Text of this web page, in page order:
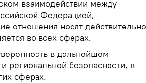
взаимодействии между
Федерацией,
отношения носят действительно
во всех сферах.
в дальнейшем
региональной безопасности, в
сферах.